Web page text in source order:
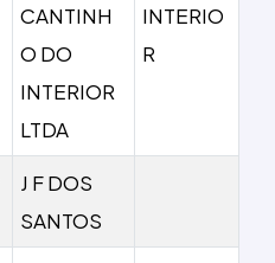
CANTINH
O DO
INTERIOR
LTDA
INTERIO
R
J F DOS
SANTOS